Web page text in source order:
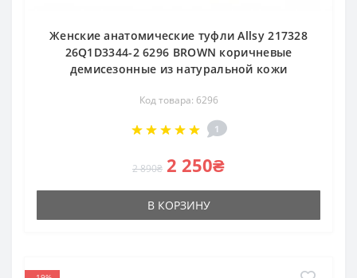
Женские анатомические туфли Allsy 217328
26Q1D3344-2 6296 BROWN коричневые
демисезонные из натуральной кожи
Код товара: 6296
1
2 890₴ 2 250₴
В КОРЗИНУ